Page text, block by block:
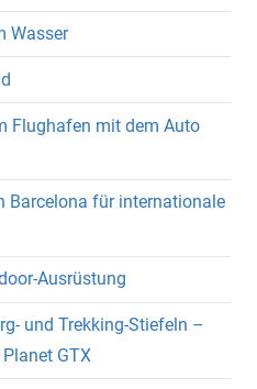
Wasser
Flughafen mit dem Auto
Barcelona für internationale
Ausrüstung
und Trekking-Stiefeln –
GTX